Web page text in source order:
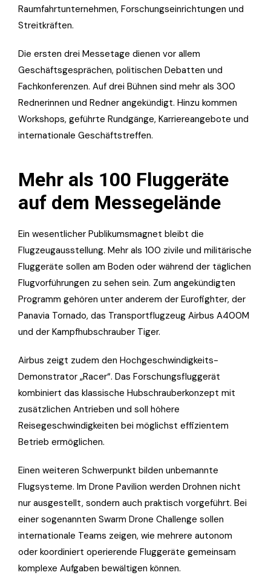
Raumfahrtunternehmen, Forschungseinrichtungen und
Streitkräften.
Die ersten drei Messetage dienen vor allem
Geschäftsgesprächen, politischen Debatten und
Fachkonferenzen. Auf drei Bühnen sind mehr als 300
Rednerinnen und Redner angekündigt. Hinzu kommen
Workshops, geführte Rundgänge, Karriereangebote und
internationale Geschäftstreffen.
Mehr als 100 Fluggeräte
auf dem Messegelände
Ein wesentlicher Publikumsmagnet bleibt die
Flugzeugausstellung. Mehr als 100 zivile und militärische
Fluggeräte sollen am Boden oder während der täglichen
Flugvorführungen zu sehen sein. Zum angekündigten
Programm gehören unter anderem der Eurofighter, der
Panavia Tornado, das Transportflugzeug Airbus A400M
und der Kampfhubschrauber Tiger.
Airbus zeigt zudem den Hochgeschwindigkeits-
Demonstrator „Racer“. Das Forschungsfluggerät
kombiniert das klassische Hubschrauberkonzept mit
zusätzlichen Antrieben und soll höhere
Reisegeschwindigkeiten bei möglichst effizientem
Betrieb ermöglichen.
Einen weiteren Schwerpunkt bilden unbemannte
Flugsysteme. Im Drone Pavilion werden Drohnen nicht
nur ausgestellt, sondern auch praktisch vorgeführt. Bei
einer sogenannten Swarm Drone Challenge sollen
internationale Teams zeigen, wie mehrere autonom
oder koordiniert operierende Fluggeräte gemeinsam
komplexe Aufgaben bewältigen können.